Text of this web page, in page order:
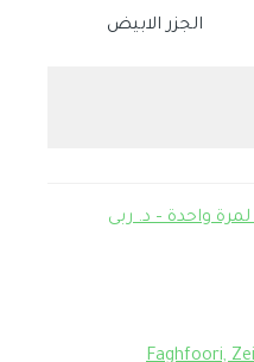
الجزر الابيض
واحدة – د. ربى
Faghfoori,